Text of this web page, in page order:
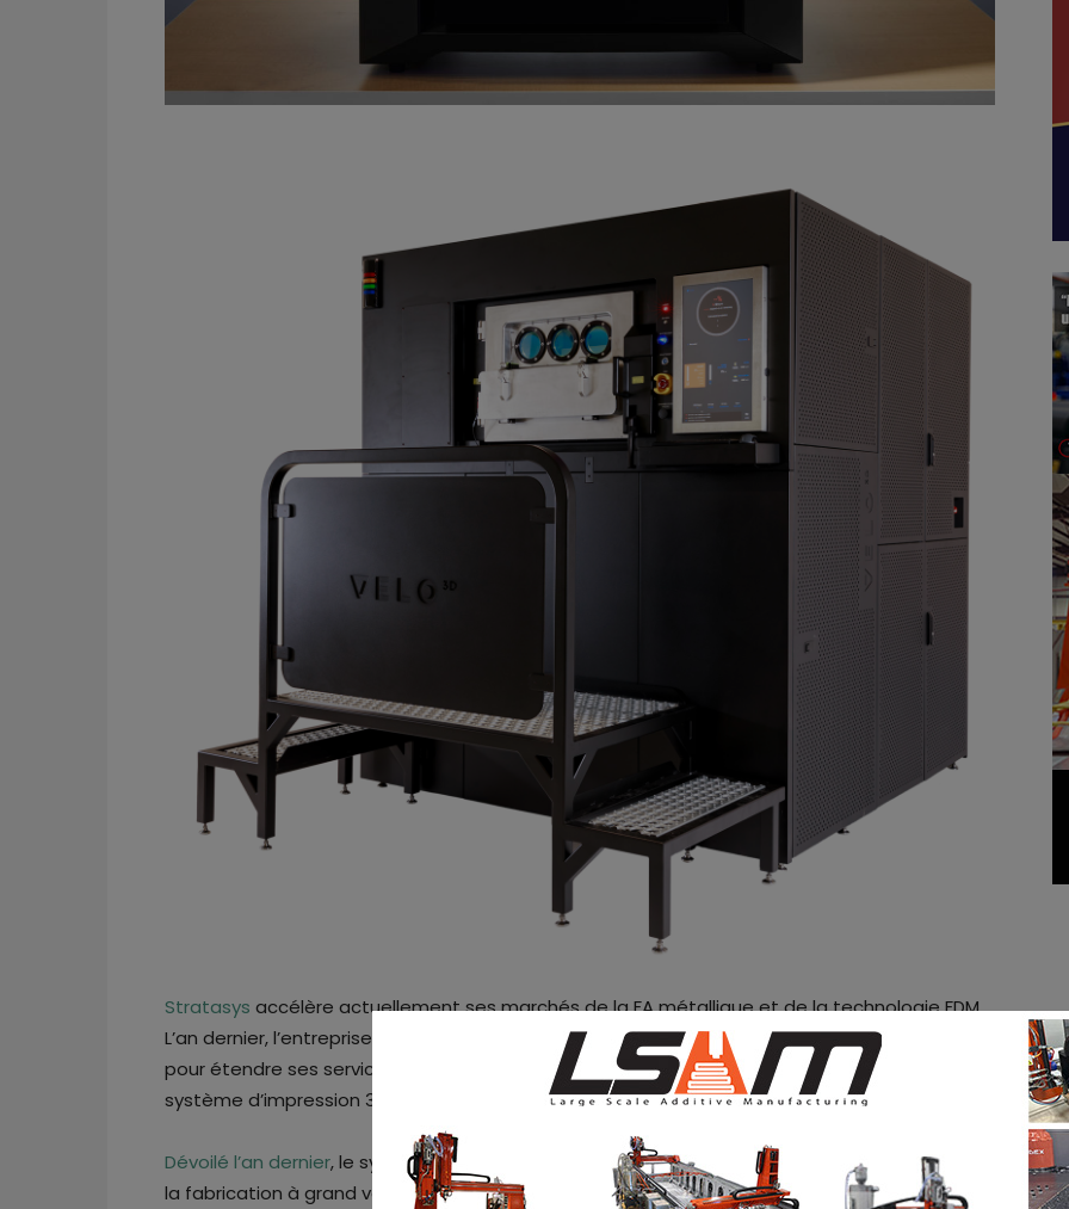
Stratasys accélère actuellement ses marchés de la FA métallique et de la technologie FDM.
L’an dernier, l’entreprise a fait ses
premiers pas sur le marché de la FA métallique
pour étendre ses services dans ce domaine, le fabricant d’imprimantes 3D achète le
système d’impression 3D Sapphire™ et le logiciel Flow™ de VELO3D.
Dévoilé l’an dernier, le système d’impression laser à lit de poudre métallique 3D est destiné à
la fabrication à grand volume. Ses caractéristiques comprennent la génération de support,